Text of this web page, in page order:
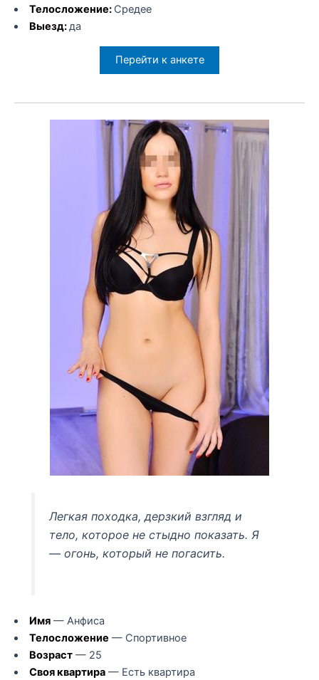
Телосложение: Средее
Выезд:да
Перейти к анкете
Легкая походка, дерзкий взгляд и
тело, которое не стыдно показать. Я
— огонь, который не погасить.
Имя— Анфиса
Телосложение — Спортивное
Возраст— 25
Своя квартира— Есть квартира